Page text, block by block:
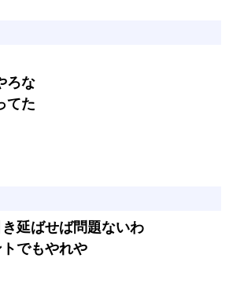
ろな
てた
延ばせば問題ないわ
でもやれや